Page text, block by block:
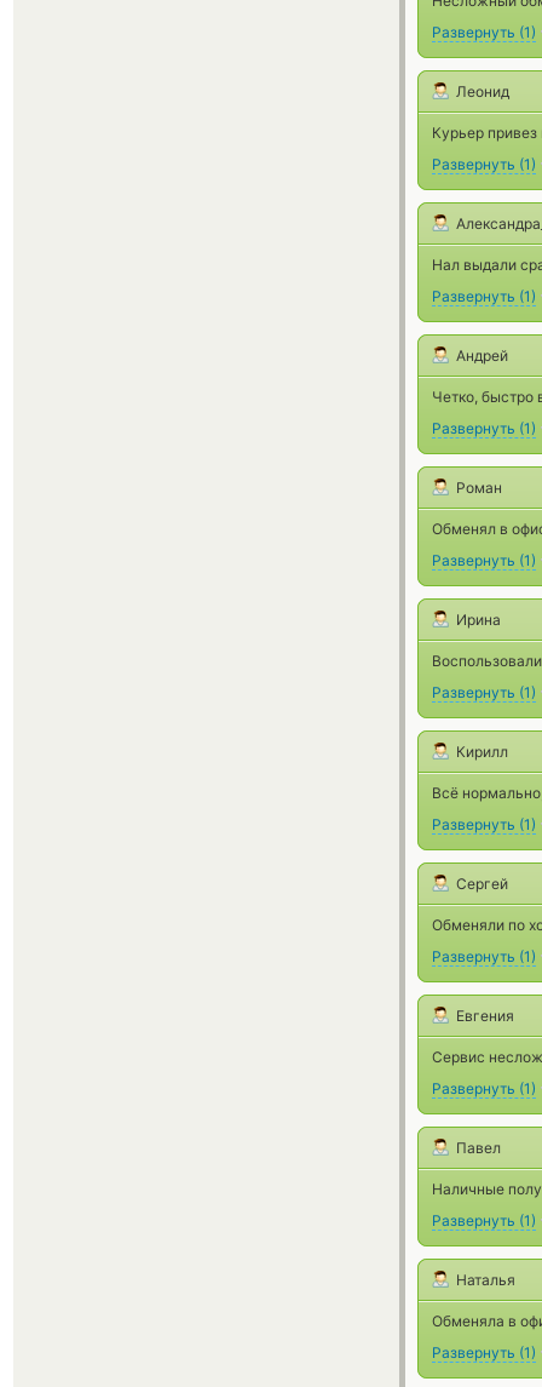
Развернуть (1)
Леонид
Курьер
Развернуть (1)
Нал выдали
Развернуть (1)
Андрей
Четко, быстро
Развернуть (1)
Роман
Обменял в
Развернуть (1)
Ирина
Развернуть (1)
Кирилл
Всё
Развернуть (1)
Сергей
Обменяли по
Развернуть (1)
Евгения
Сервис
Развернуть (1)
Павел
Наличные
Развернуть (1)
Наталья
Обменяла в
Развернуть (1)